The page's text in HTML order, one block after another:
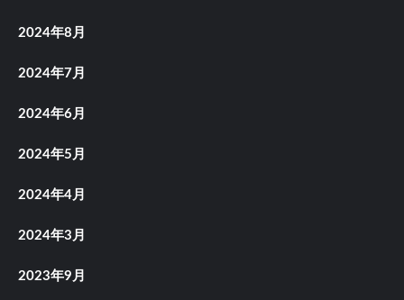
2024年8月
2024年7月
2024年6月
2024年5月
2024年4月
2024年3月
2023年9月